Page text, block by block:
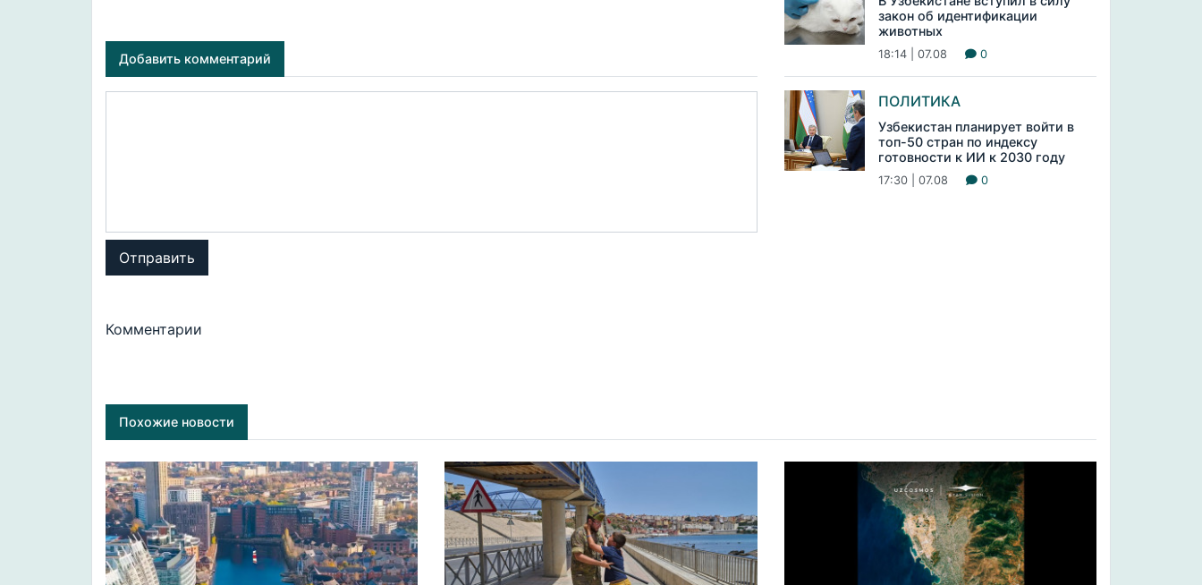
Добавить комментарий
Отправить
Комментарии
закон об идентификации
животных
18:14 | 07.08 0
ПОЛИТИКА
Узбекистан планирует войти в
топ-50 стран по индексу
готовности к ИИ к 2030 году
17:30 | 07.08 0
Похожие новости